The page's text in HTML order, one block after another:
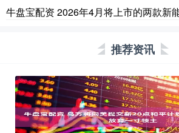
牛盘宝配资 2026年4月将上市的两款新
推荐资讯